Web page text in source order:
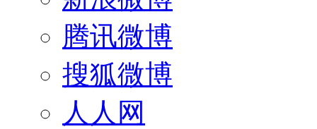
腾讯微博
搜狐微博
人人网